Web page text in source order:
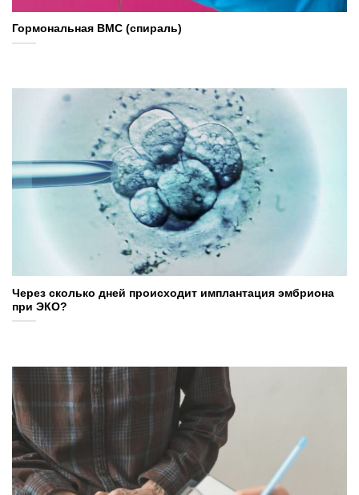
Гормональная ВМС (спираль)
Через сколько дней происходит имплантация эмбриона
при ЭКО?